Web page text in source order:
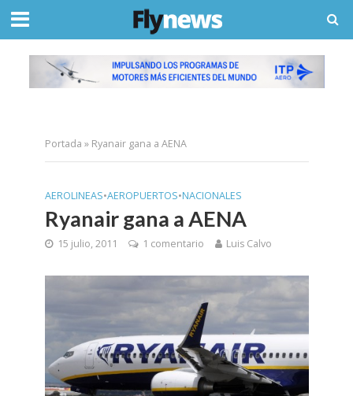
Portada » Ryanair gana a AENA
AEROLINEAS•AEROPUERTOS•NACIONALES
Ryanair gana a AENA
15 julio, 2011 1 comentario Luis Calvo